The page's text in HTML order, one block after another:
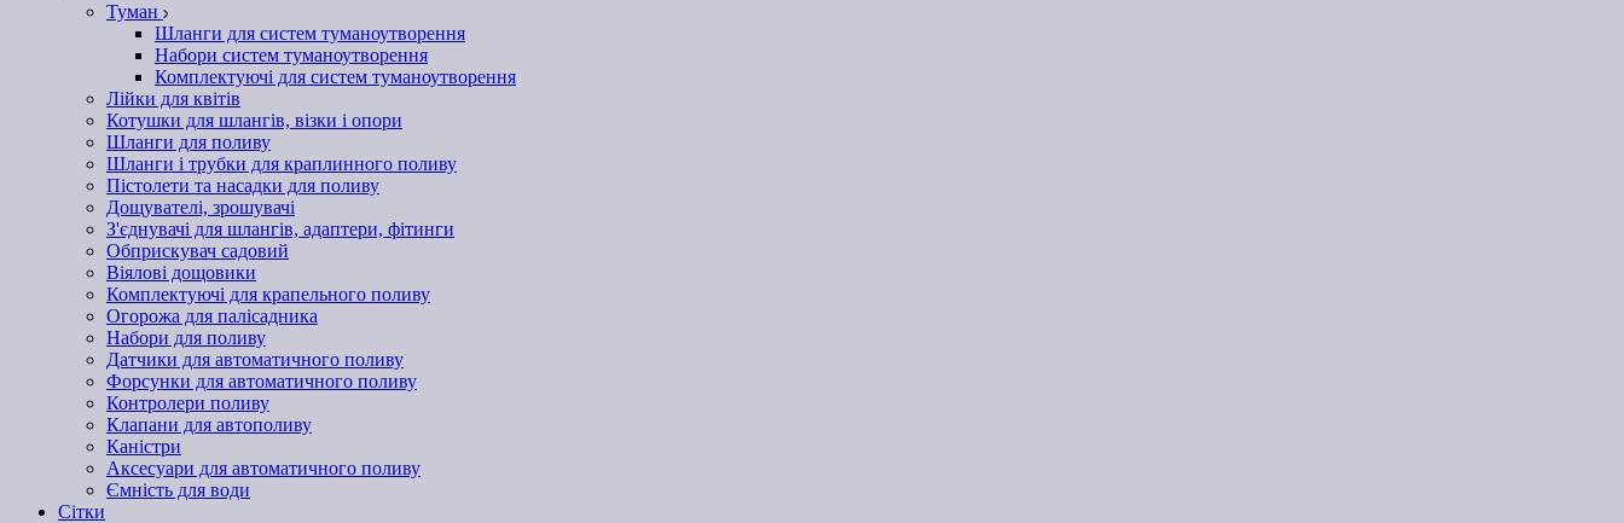
Туман
Шланги для систем туманоутворення
Набори систем туманоутворення
Комплектуючі для систем туманоутворення
Лійки для квітів
Котушки для шлангів, візки і опори
Шланги для поливу
Шланги і трубки для краплинного поливу
Пістолети та насадки для поливу
Дощувателі, зрошувачі
З'єднувачі для шлангів, адаптери, фітинги
Обприскувач садовий
Віялові дощовики
Комплектуючі для крапельного поливу
Огорожа для палісадника
Набори для поливу
Датчики для автоматичного поливу
Форсунки для автоматичного поливу
Контролери поливу
Клапани для автополиву
Каністри
Аксесуари для автоматичного поливу
Ємність для води
Сітки